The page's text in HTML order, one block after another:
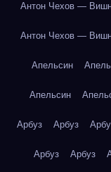
Антон Чехов —
Антон Чехов —
Апельсин
Апельсин
Арбуз Арбуз
Арбуз Арбуз